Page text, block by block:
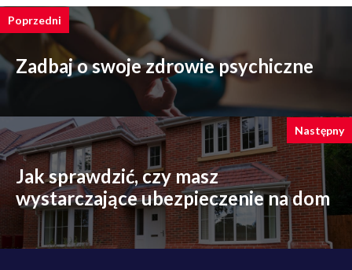
Poprzedni
Zadbaj o swoje zdrowie psychiczne
Następny
Jak sprawdzić, czy masz
wystarczające ubezpieczenie na dom